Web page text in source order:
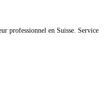
professionnel en Suisse. Service